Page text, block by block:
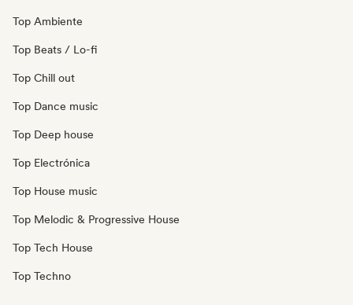
Top Ambiente
Top Beats / Lo-fi
Top Chill out
Top Dance music
Top Deep house
Top Electrónica
Top House music
Top Melodic & Progressive House
Top Tech House
Top Techno